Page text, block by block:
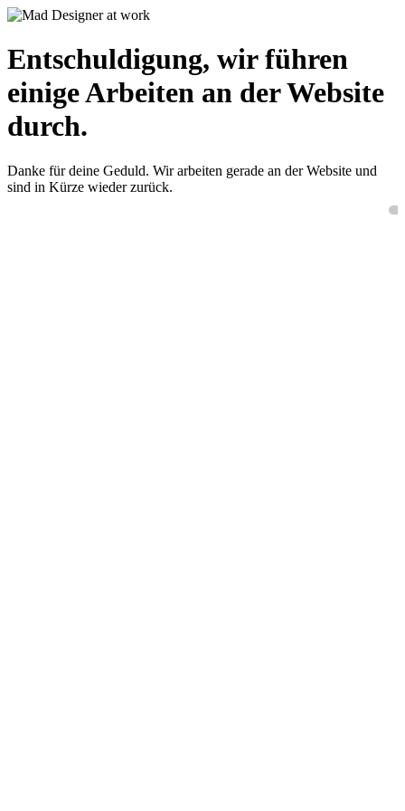
Entschuldigung, wir führen
einige Arbeiten an der Website
durch.
Danke für deine Geduld. Wir arbeiten gerade an der Website und
sind in Kürze wieder zurück.